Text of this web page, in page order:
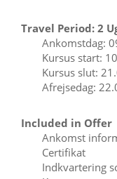
Travel Period: 2
Ankomstdag:
Kursus start:
Kursus slut:
Afrejsedag:
Included in Offer
Ankomst
Certifikat
Indkvartering